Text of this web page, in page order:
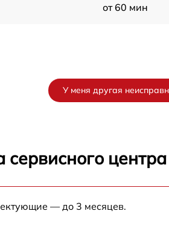
от 60 мин
У меня другая
сервисного
— до 3 месяцев.